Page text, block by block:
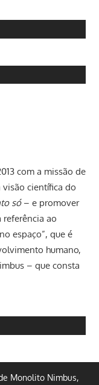
com a missão de
científica do
só– e promover
referência ao
espaço”, que é
humano,
– que consta
Monolito Nimbus,